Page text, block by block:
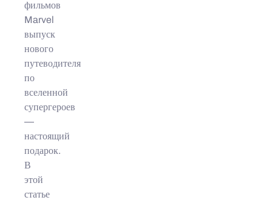
фильмов
Marvel
выпуск
нового
путеводителя
по
вселенной
супергероев
—
настоящий
подарок.
В
этой
статье